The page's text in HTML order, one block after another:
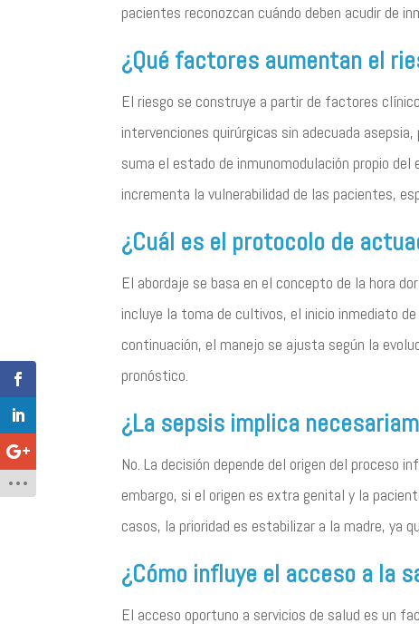
pacientes reconozcan cuándo deben acudir de
¿Qué factores aumentan el
El riesgo se construye a partir de factores
intervenciones quirúrgicas sin adecuada
suma el estado de inmunomodulación propio
incrementa la vulnerabilidad de las pacientes,
¿Cuál es el protocolo de
El abordaje se basa en el concepto de la hora
incluye la toma de cultivos, el inicio inmediato
continuación, el manejo se ajusta según la
pronóstico.
¿La sepsis implica
No. La decisión depende del origen del proceso
embargo, si el origen es extra genital y la
casos, la prioridad es estabilizar a la madre, ya
¿Cómo influye el acceso a la
El acceso oportuno a servicios de salud es un